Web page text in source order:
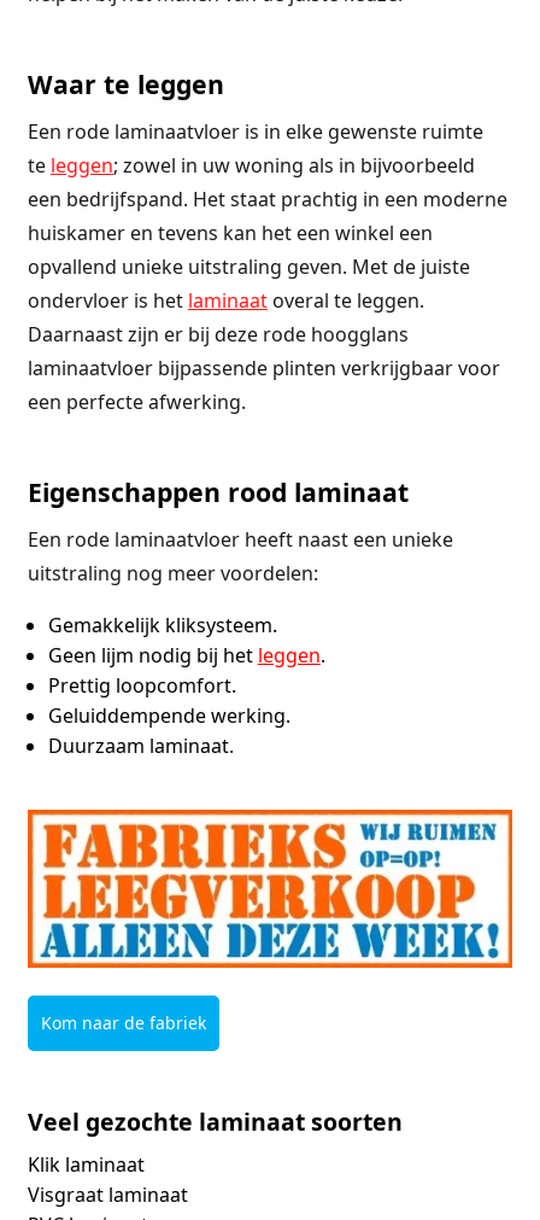
Waar te leggen
Een rode laminaatvloer is in elke gewenste ruimte
te leggen; zowel in uw woning als in bijvoorbeeld
een bedrijfspand. Het staat prachtig in een moderne
huiskamer en tevens kan het een winkel een
opvallend unieke uitstraling geven. Met de juiste
ondervloer is het laminaatoveral te leggen.
Daarnaast zijn er bij deze rode hoogglans
laminaatvloer bijpassende plinten verkrijgbaar voor
een perfecte afwerking.
Eigenschappen rood laminaat
Een rode laminaatvloer heeft naast een unieke
uitstraling nog meer voordelen:
Gemakkelijk kliksysteem.
Geen lijm nodig bij het leggen.
Prettig loopcomfort.
Geluiddempende werking.
Duurzaam laminaat.
Kom naar de fabriek
Veel gezochte laminaat soorten
Klik laminaat
Visgraat laminaat